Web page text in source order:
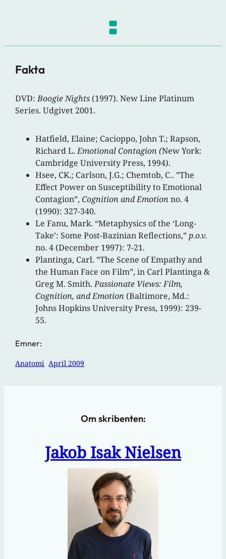
Fakta
DVD:Boogie Nights (1997). New Line Platinum
Series. Udgivet 2001.
Hatfield, Elaine; Cacioppo, John T.; Rapson,
Richard L.EmotionalContagion (New York:
Cambridge University Press, 1994).
Hsee, CK.; Carlson, J.G.; Chemtob, C.. ”The
Effect Power on Susceptibility to Emotional
Contagion”,Cognition and Emotionno. 4
(1990): 327-340.
Le Fanu, Mark. “Metaphysics of the ‘Long-
Take’: Some Post-Bazinian Reflections,”p.o.v.
no. 4 (December 1997): 7-21.
Plantinga, Carl. ”The Scene of Empathy and
the Human Face on Film”, in Carl Plantinga &
Greg M. Smith.Passionate Views: Film,
Cognition, and Emotion (Baltimore, Md.:
Johns Hopkins University Press, 1999): 239-
55.
Emner:
Anatomi April 2009
Om skribenten:
Jakob Isak Nielsen